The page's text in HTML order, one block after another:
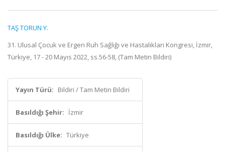
TAŞ TORUN Y.
31. Ulusal Çocuk ve Ergen Ruh Sağlığı ve Hastalıkları Kongresi, İzmir,
Türkiye, 17 - 20 Mayıs 2022, ss.56-58, (Tam Metin Bildiri)
Yayın Türü: Bildiri / Tam Metin Bildiri
Basıldığı Şehir: İzmir
Basıldığı Ülke: Türkiye